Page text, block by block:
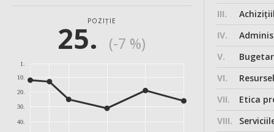
POZIȚIE
25. (-7 %)
1.
10.
20.
30.
40.
III.
IV.
V.
VI.
VII.
Etica
VIII.